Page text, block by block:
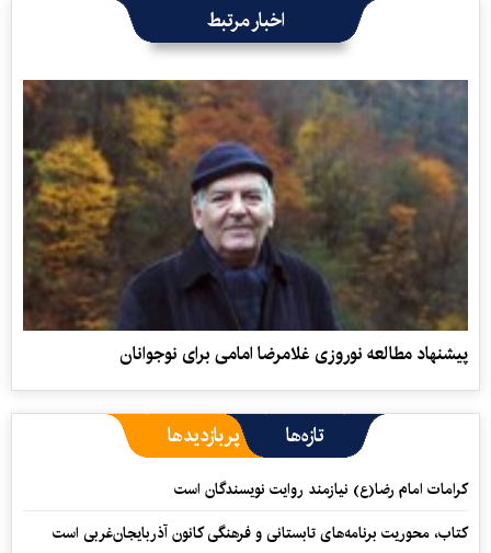
اخبار مرتبط
پیشنهاد مطالعه نوروزی غلامرضا امامی برای نوجوانان
تازه‌ها پربازدیدها
کرامات امام رضا(ع) نیازمند روایت نویسندگان است
کتاب، محوریت برنامه‌های تابستانی و فرهنگی کانون آذربایجان‌غربی است